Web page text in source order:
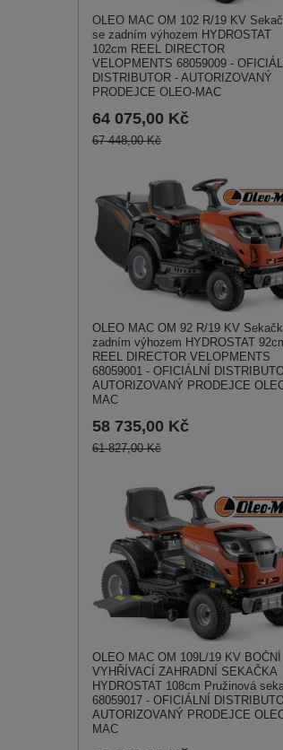
OLEO MAC OM 102 R/19 KV
se zadním výhozem HYDROSTAT
102cm REEL DIRECTOR
VELOPMENTS 68059009 -
DISTRIBUTOR - AUTORIZOVANÝ
PRODEJCE OLEO-MAC
64 075,00 Kč
67 448,00 Kč
OLEO MAC OM 92 R/19 KV
zadním výhozem HYDROSTAT
REEL DIRECTOR VELOPMENTS
68059001 - OFICIÁLNÍ
AUTORIZOVANÝ PRODEJCE
MAC
58 735,00 Kč
61 827,00 Kč
OLEO MAC OM 109L/19 KV BOČNÍ
VYHŘÍVACÍ ZAHRADNÍ SEKAČKA
HYDROSTAT 108cm Pružinová
68059017 - OFICIÁLNÍ
AUTORIZOVANÝ PRODEJCE
MAC